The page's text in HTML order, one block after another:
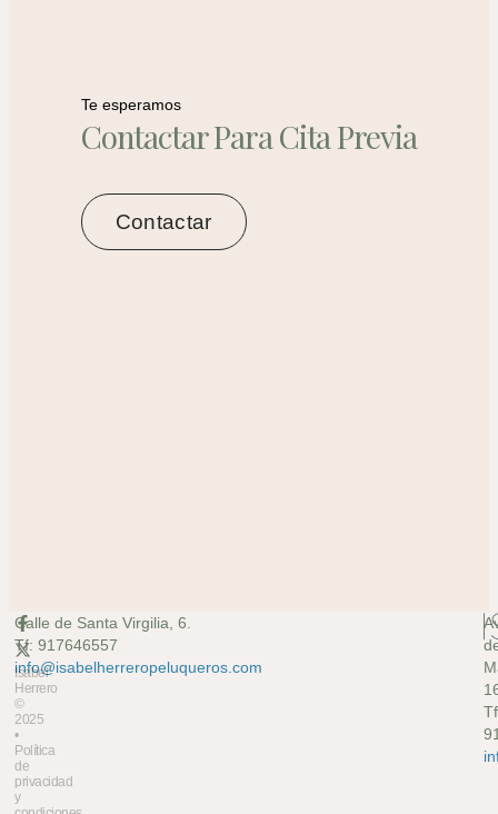
Te esperamos
Contactar Para Cita Previa
Contactar
Calle de Santa Virgilia, 6.
Tf: 917646557
info@isabelherreropeluqueros.com
Isabel
Herrero
©
2025
•
Política
de
privacidad
y